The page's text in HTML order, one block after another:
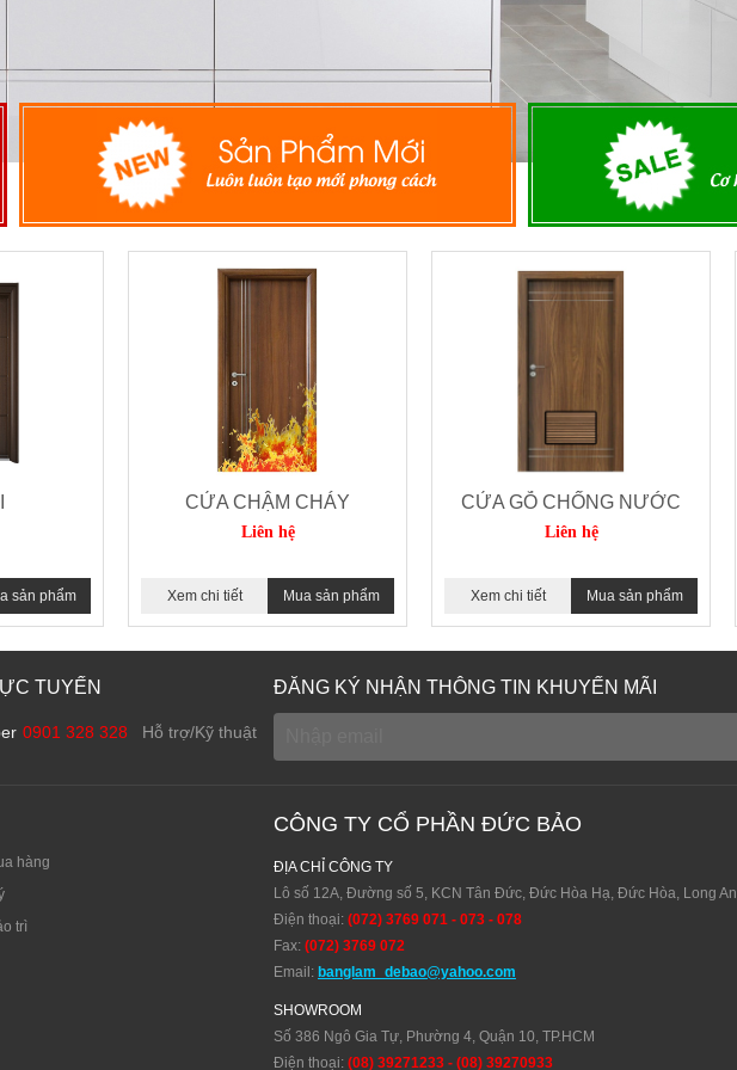
sản phẩm
CỬA CHẬM CHÁY
Liên hệ
Xem chi tiết Mua sản phẩm
CỬA GỖ CHỐNG NƯỚC
Liên hệ
Xem chi tiết Mua sản phẩm
TUYẾN
0901 328 328 Hỗ trợ/Kỹ thuật
ĐĂNG KÝ NHẬN THÔNG TIN KHUYẾN MÃI
hàng
trì
CÔNG TY CỔ PHẦN ĐỨC BẢO
ĐỊA CHỈ CÔNG TY
Lô số 12A, Đường số 5, KCN Tân Đức, Đức Hòa Hạ, Đức Hòa, Long An
Điện thoại: (072) 3769 071 - 073 - 078
Fax: (072) 3769 072
Email: banglam_debao@yahoo.com
SHOWROOM
Số 386 Ngô Gia Tự, Phường 4, Quận 10, TP.HCM
Điện thoại: (08) 39271233 - (08) 39270933